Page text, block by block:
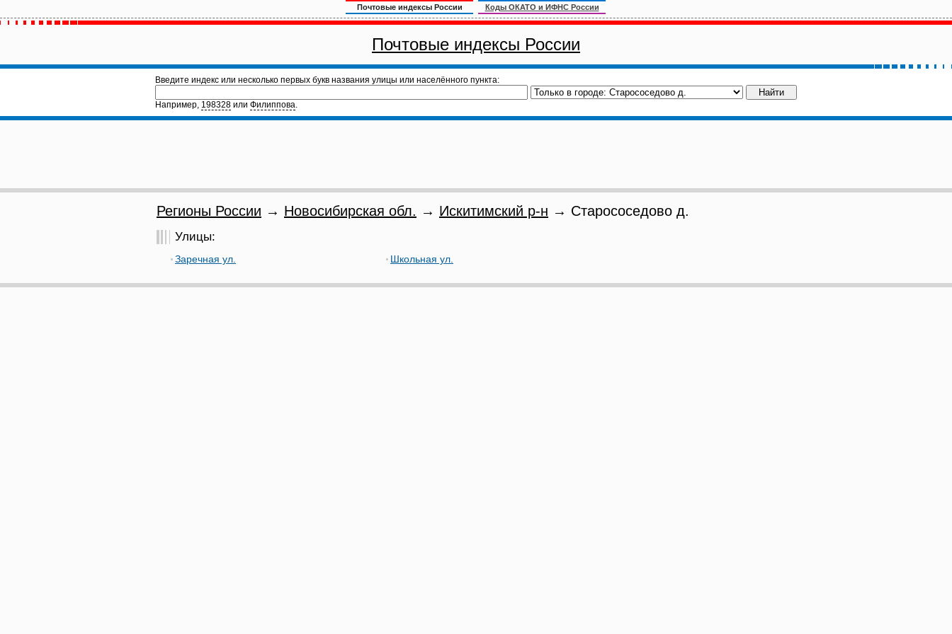
Почтовые индексы России Коды ОКАТО и ИФНС России
Почтовые индексы России
Введите индекс или несколько первых букв названия улицы или населённого пункта:
Например, 198328 или Филиппова.
Регионы России → Новосибирская обл. → Искитимский р-н → Старососедово д.
Улицы:
Заречная ул. Школьная ул.